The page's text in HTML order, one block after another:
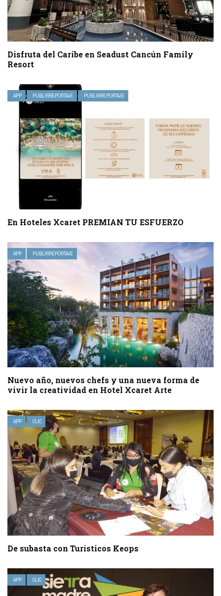
Disfruta del Caribe en Seadust Cancún Family
Resort
APP PUBLIRREPORTAJE PUBLIRREPORTAJE
En Hoteles Xcaret PREMIAN TU ESFUERZO
APP PUBLIRREPORTAJE
Nuevo año, nuevos chefs y una nueva forma de
vivir la creatividad en Hotel Xcaret Arte
APP CLIC
De subasta con Turísticos Keops
APP CLIC